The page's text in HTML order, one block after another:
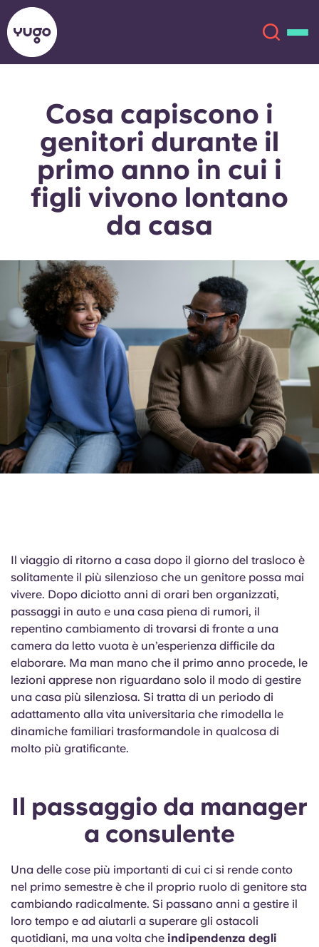
Chi siamo
Sedi
Altro
Account Lingua
English (GB)
English (US)
Chinese
Español
Italian
French
Portuguese
Seleziona un paese
Seleziona una città
Seleziona una residenza
Accedi
Prenota ora
English (GB)
English (US)
Chinese Español
Català Deutsch
Italian
Portuguese
Cosa capiscono i
genitori durante il
primo anno in cui i
figli vivono lontano
da casa
Il viaggio di ritorno a casa dopo il giorno del trasloco è
solitamente il più silenzioso che un genitore possa mai
vivere. Dopo diciotto anni di orari ben organizzati,
passaggi in auto e una casa piena di rumori, il
repentino cambiamento di trovarsi di fronte a una
camera da letto vuota è un’esperienza difficile da
elaborare. Ma man mano che il primo anno procede, le
lezioni apprese non riguardano solo il modo di gestire
una casa più silenziosa. Si tratta di un periodo di
adattamento alla vita universitaria che rimodella le
dinamiche familiari trasformandole in qualcosa di
molto più gratificante.
Il passaggio da manager
a consulente
Una delle cose più importanti di cui ci si rende conto
nel primo semestre è che il proprio ruolo di genitore sta
cambiando radicalmente. Si passano anni a gestire il
loro tempo e ad aiutarli a superare gli ostacoli
quotidiani, ma una volta che indipendenza degli